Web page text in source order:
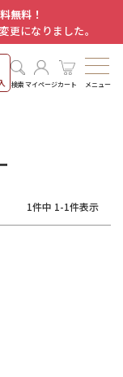
無料！
更になりました。
検索マイページカート メニュー
1件中 1-1件表示